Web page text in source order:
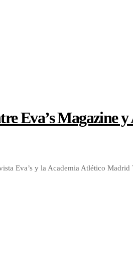
Eva’s Magazine
Eva’s y la Academia Atlético